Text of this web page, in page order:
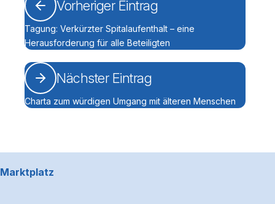
Vorheriger Eintrag
Tagung: Verkürzter Spitalaufenthalt – eine
Herausforderung für alle Beteiligten
Nächster Eintrag
Charta zum würdigen Umgang mit älteren Menschen
Marktplatz